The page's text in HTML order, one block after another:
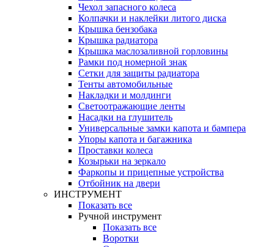
Чехол запасного колеса
Колпачки и наклейки литого диска
Крышка бензобака
Крышка радиатора
Крышка маслозаливной горловины
Рамки под номерной знак
Сетки для защиты радиатора
Тенты автомобильные
Накладки и молдинги
Светоотражающие ленты
Насадки на глушитель
Универсальные замки капота и бампера
Упоры капота и багажника
Проставки колеса
Козырьки на зеркало
Фаркопы и прицепные устройства
Отбойник на двери
ИНСТРУМЕНТ
Показать все
Ручной инструмент
Показать все
Воротки